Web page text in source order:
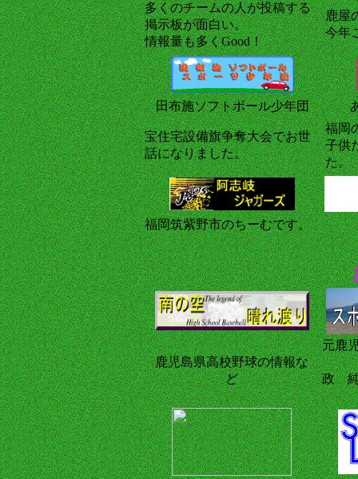
多くのチームの人が投稿する
掲示板が面白い。
情報量も多くGood！
鹿屋
今年
田布施ソフトボール少年団
宝住宅設備旗争奪大会でお世
話になりました。
福岡
子供
た。
福岡筑紫野市のちーむです。
鹿児島県高校野球の情報な
ど
元鹿
政 純